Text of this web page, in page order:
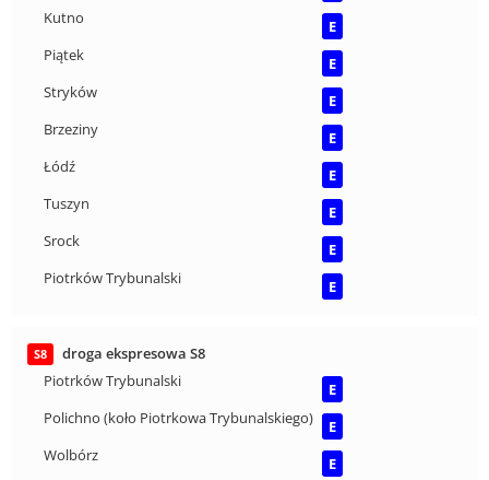
Kutno
E
Piątek
E
Stryków
E
Brzeziny
E
Łódź
E
Tuszyn
E
Srock
E
Piotrków Trybunalski
E
S8
droga ekspresowa S8
Piotrków Trybunalski
E
Polichno (koło Piotrkowa Trybunalskiego)
E
Wolbórz
E